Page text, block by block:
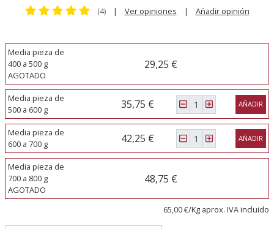
(4) | Ver opiniones | Añadir opinión
Media pieza de
400 a 500 g
AGOTADO
29,25 €
Media pieza de
500 a 600 g
35,75 € AÑADIR
Media pieza de
600 a 700 g
42,25 € AÑADIR
Media pieza de
700 a 800 g
AGOTADO
48,75 €
65,00 €/Kg aprox. IVA incluido